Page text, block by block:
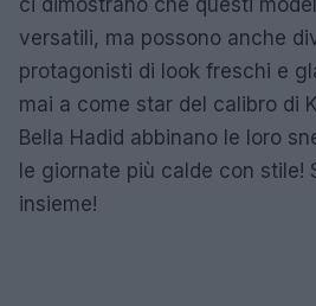
versatili, ma possono anche
protagonisti di look freschi e
mai a come star del calibro di
Bella Hadid abbinano le loro
le giornate più calde con stile!
insieme!